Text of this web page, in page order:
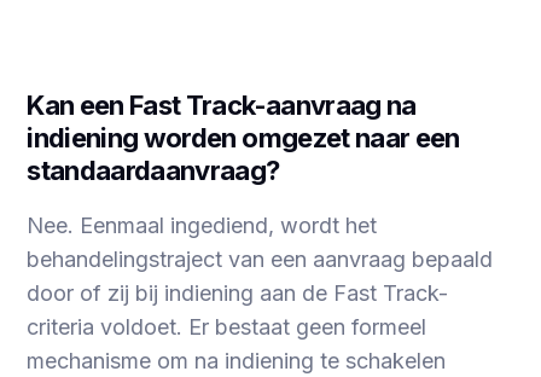
Kan een Fast Track-aanvraag na
indiening worden omgezet naar een
standaardaanvraag?
Nee. Eenmaal ingediend, wordt het
behandelingstraject van een aanvraag bepaald
door of zij bij indiening aan de Fast Track-
criteria voldoet. Er bestaat geen formeel
mechanisme om na indiening te schakelen